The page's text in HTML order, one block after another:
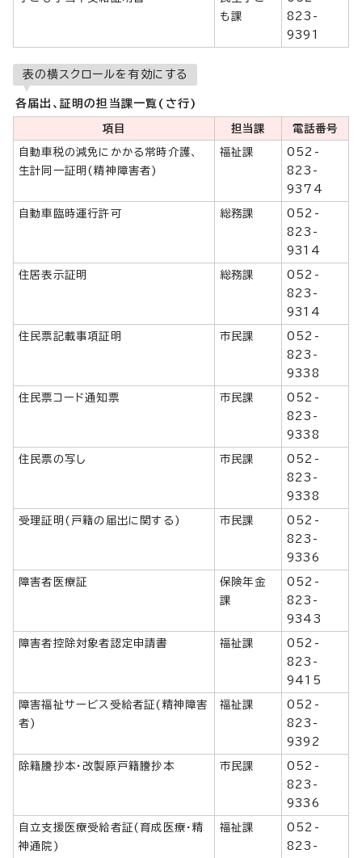
も課
823-
9391
表の横スクロールを有効にする
各届出、証明の担当課一覧(さ行)
項目 担当課 電話番号
自動車税の減免にかかる常時介護、
生計同一証明(精神障害者)
福祉課
052-
823-
9374
自動車臨時運行許可 総務課
052-
823-
9314
住居表示証明 総務課
052-
823-
9314
住民票記載事項証明 市民課
052-
823-
9338
住民票コード通知票 市民課
052-
823-
9338
住民票の写し 市民課
052-
823-
9338
受理証明(戸籍の届出に関する) 市民課
052-
823-
9336
障害者医療証
保険年金
課
052-
823-
9343
障害者控除対象者認定申請書 福祉課
052-
823-
9415
障害福祉サービス受給者証(精神障害
者)
福祉課
052-
823-
9392
除籍謄抄本・改製原戸籍謄抄本 市民課
052-
823-
9336
自立支援医療受給者証(育成医療・精
神通院)
福祉課
052-
823-